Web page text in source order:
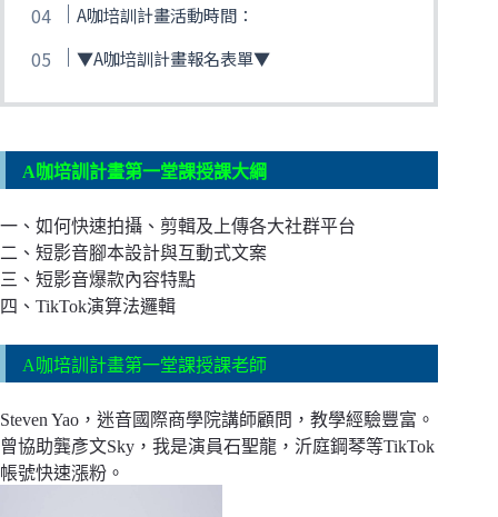
A咖培訓計畫活動時間：
▼A咖培訓計畫報名表單▼
A咖培訓計畫第一堂課授課大綱
一、如何快速拍攝、剪輯及上傳各大社群平台
二、短影音腳本設計與互動式文案
三、短影音爆款內容特點
四、TikTok演算法邏輯
A咖培訓計畫第一堂課授課老師
Steven Yao，迷音國際商學院講師顧問，教學經驗豐富。
曾協助龔彥文Sky，我是演員石聖龍，沂庭鋼琴等TikTok
帳號快速漲粉。